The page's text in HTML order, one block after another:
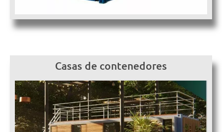
Casas de contenedores